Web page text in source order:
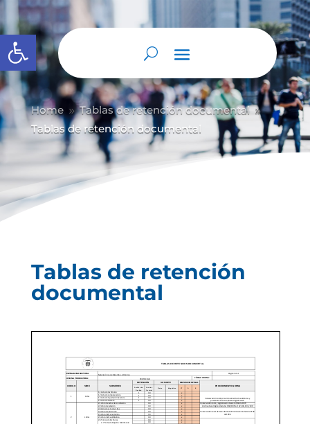
Abrir barra de herramientas
Home 9 Tablas de retención documental 9
Tablas de retención documental
Tablas de retención
documental